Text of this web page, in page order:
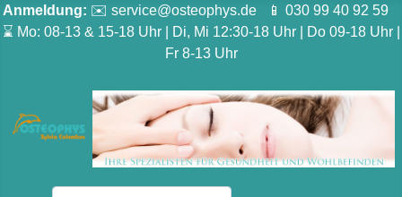
Anmeldung: ✉️ service@osteophys.de 📱 030 99 40 92 59
⌛ Mo: 08-13 & 15-18 Uhr | Di, Mi 12:30-18 Uhr | Do 09-18 Uhr |
Fr 8-13 Uhr